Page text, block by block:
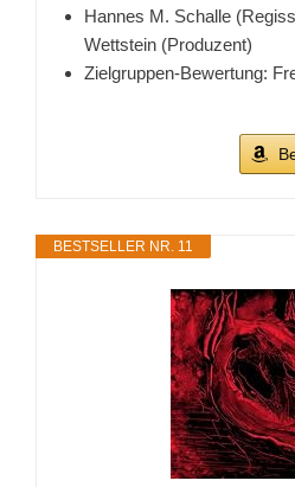
Hannes M. Schalle
Wettstein (Produzent)
Zielgruppen-Bewertung:
BESTSELLER NR. 11